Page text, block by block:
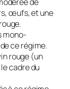
œufs, et une
mono-
ce régime.
rouge (un
cadre du